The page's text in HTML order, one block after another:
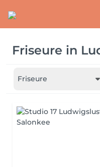
Friseure in
Friseure